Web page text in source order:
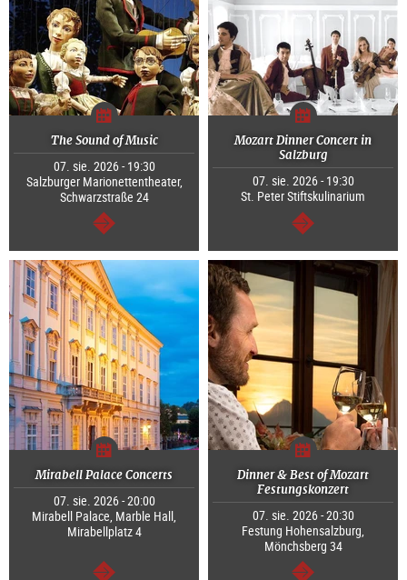
The Sound of Music
07. sie. 2026 - 19:30
Salzburger Marionettentheater,
Schwarzstraße 24
dalej
Mozart Dinner Concert in
Salzburg
07. sie. 2026 - 19:30
St. Peter Stiftskulinarium
dalej
Mirabell Palace Concerts
07. sie. 2026 - 20:00
Mirabell Palace, Marble Hall,
Mirabellplatz 4
Dinner & Best of Mozart
Festungskonzert
07. sie. 2026 - 20:30
Festung Hohensalzburg,
Mönchsberg 34